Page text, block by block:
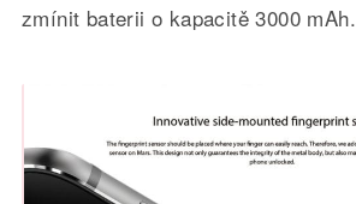
zmínit baterii o kapacitě 3000 mAh.